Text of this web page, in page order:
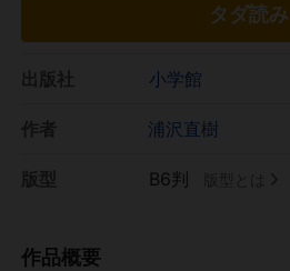
タダ読み
小学館
浦沢直樹
B6判
作品概要